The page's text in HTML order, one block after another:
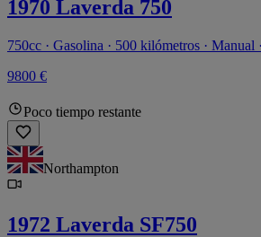
1970 Laverda 750
750cc · Gasolina · 500 kilómetros · Manual
9800 €
Poco tiempo restante
Northampton
1972 Laverda SF750